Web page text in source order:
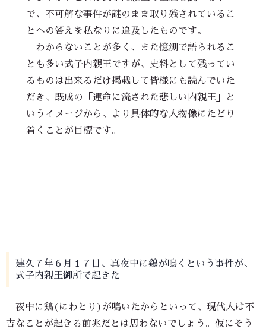
で、不可解な事件が謎のまま取り残されているこ
とへの答えを私なりに追及したものです。
わからないことが多く、また憶測で語られるこ
とも多い式子内親王ですが、史料として残ってい
るものは出来るだけ掲載して皆様にも読んでいた
だき、既成の「運命に流された悲しい内親王」と
いうイメージから、より具体的な人物像にたどり
着くことが目標です。
建久７年６月１７日、真夜中に鶏が鳴くという事件が、
式子内親王御所で起きた
夜中に鶏(にわとり)が鳴いたからといって、現代人は不
吉なことが起きる前兆だとは思わないでしょう。仮にそう